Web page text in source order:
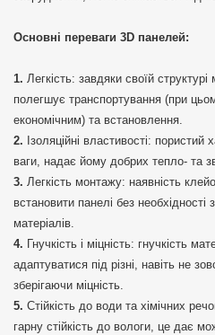
Основні переваги 3D панелей:
Легкість: завдяки своїй
полегшує транспортування (при
економічним) та встановлення.
Ізоляційні властивості:
ваги, надає йому добрих тепло- та
Легкість монтажу: наявність
встановити панелі без
матеріалів.
Гнучкість і міцність: гнучкість
адаптуватися під різні, навіть не
зберігаючи міцність.
Стійкість до води та хімічних
гарну стійкість до вологи, це дає